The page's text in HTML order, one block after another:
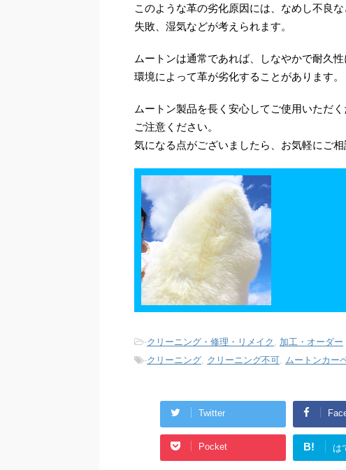
このような革の劣化原因には、なめし不良
失敗、湿気などが考えられます。
ムートンは通常であれば、しなやかで耐久
環境によって革が劣化することがあります。
ムートン製品を長く安心してご使用いただ
ご注意ください。
気になる点がございましたら、お気軽にご相
-クリーニング・修理・リメイク , 加工・オーダー
-クリーニング, クリーニング不可, ムートンカー
Twitter
Pocket B! は